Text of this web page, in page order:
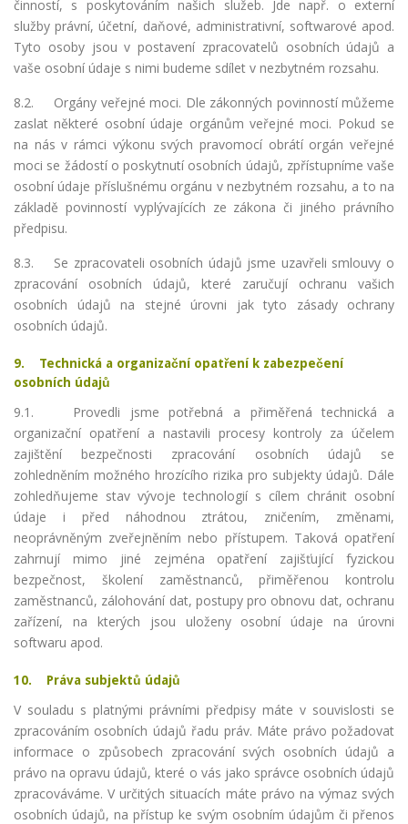
činností, s poskytováním našich služeb. Jde např. o externí
služby právní, účetní, daňové, administrativní, softwarové apod.
Tyto osoby jsou v postavení zpracovatelů osobních údajů a
vaše osobní údaje s nimi budeme sdílet v nezbytném rozsahu.
8.2. Orgány veřejné moci. Dle zákonných povinností můžeme
zaslat některé osobní údaje orgánům veřejné moci. Pokud se
na nás v rámci výkonu svých pravomocí obrátí orgán veřejné
moci se žádostí o poskytnutí osobních údajů, zpřístupníme vaše
osobní údaje příslušnému orgánu v nezbytném rozsahu, a to na
základě povinností vyplývajících ze zákona či jiného právního
předpisu.
8.3. Se zpracovateli osobních údajů jsme uzavřeli smlouvy o
zpracování osobních údajů, které zaručují ochranu vašich
osobních údajů na stejné úrovni jak tyto zásady ochrany
osobních údajů.
9. Technická a organizační opatření k zabezpečení
osobních údajů
9.1. Provedli jsme potřebná a přiměřená technická a
organizační opatření a nastavili procesy kontroly za účelem
zajištění bezpečnosti zpracování osobních údajů se
zohledněním možného hrozícího rizika pro subjekty údajů. Dále
zohledňujeme stav vývoje technologií s cílem chránit osobní
údaje i před náhodnou ztrátou, zničením, změnami,
neoprávněným zveřejněním nebo přístupem. Taková opatření
zahrnují mimo jiné zejména opatření zajišťující fyzickou
bezpečnost, školení zaměstnanců, přiměřenou kontrolu
zaměstnanců, zálohování dat, postupy pro obnovu dat, ochranu
zařízení, na kterých jsou uloženy osobní údaje na úrovni
softwaru apod.
10. Práva subjektů údajů
V souladu s platnými právními předpisy máte v souvislosti se
zpracováním osobních údajů řadu práv. Máte právo požadovat
informace o způsobech zpracování svých osobních údajů a
právo na opravu údajů, které o vás jako správce osobních údajů
zpracováváme. V určitých situacích máte právo na výmaz svých
osobních údajů, na přístup ke svým osobním údajům či přenos